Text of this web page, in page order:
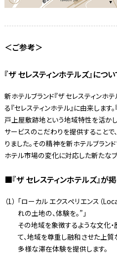
＜ご参考＞
『ザ セレスティンホテルズ』につ
新ホテルブランド『ザ セレスティンホ
る『セレスティンホテル』に由来します
戸上屋敷跡地という地域特性を活か
サービスのこだわりを提供することで
りました。その精神を新ホテルブラン
ホテル市場の変化に対応した新たなブ
■『ザ セレスティンホテルズ』が
「ローカル エクスペリエンス（
れの土地の、体験を。”」
その地域を象徴するような文化
て、地域を尊重し融和させた上質
多様な滞在体験を提供します。